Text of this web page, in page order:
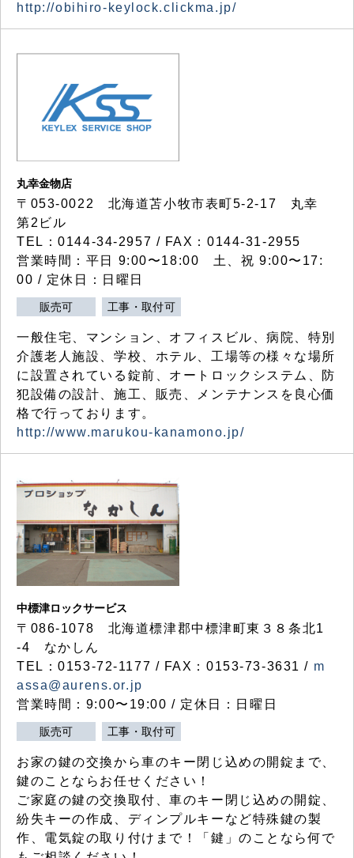
http://obihiro-keylock.clickma.jp/
丸幸金物店
〒053-0022 北海道苫小牧市表町5-2-17 丸幸
第2ビル
TEL：0144-34-2957 / FAX：0144-31-2955
営業時間：平日 9:00〜18:00 土、祝 9:00〜17:
00 / 定休日：日曜日
販売可 工事・取付可
一般住宅、マンション、オフィスビル、病院、特別
介護老人施設、学校、ホテル、工場等の様々な場所
に設置されている錠前、オートロックシステム、防
犯設備の設計、施工、販売、メンテナンスを良心価
格で行っております。
http://www.marukou-kanamono.jp/
中標津ロックサービス
〒086-1078 北海道標津郡中標津町東３８条北1
-4 なかしん
TEL：0153-72-1177 / FAX：0153-73-3631 / m
assa@aurens.or.jp
営業時間：9:00〜19:00 / 定休日：日曜日
販売可 工事・取付可
お家の鍵の交換から車のキー閉じ込めの開錠まで、
鍵のことならお任せください！
ご家庭の鍵の交換取付、車のキー閉じ込めの開錠、
紛失キーの作成、ディンプルキーなど特殊鍵の製
作、電気錠の取り付けまで！「鍵」のことなら何で